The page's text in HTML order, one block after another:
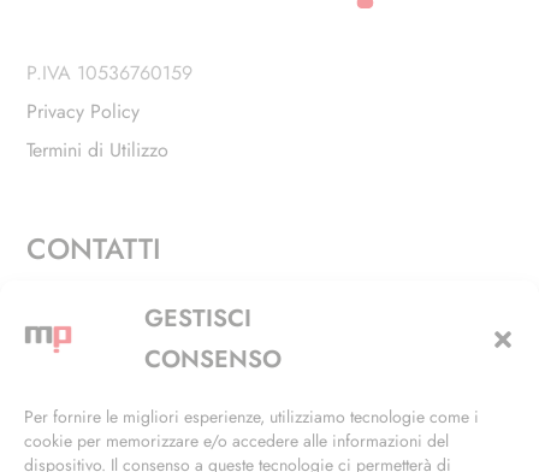
GESTISCI
CONSENSO
Per fornire le migliori esperienze, utilizziamo tecnologie come i
cookie per memorizzare e/o accedere alle informazioni del
dispositivo. Il consenso a queste tecnologie ci permetterà di
P.IVA 10536760159
Privacy Policy
Termini di Utilizzo
CONTATTI
Via Alfieri, 27 - Trezzano Sul Naviglio (MI)
+39 02 4846 3155
info@masterphil.it